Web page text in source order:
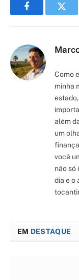
Facebook
Como
minha
além
um
você
não só
dia e o
EM DESTAQUE